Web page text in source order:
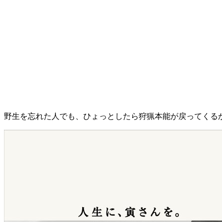
野生を忘れた人でも、ひょっとしたら狩猟本能が戻ってくる